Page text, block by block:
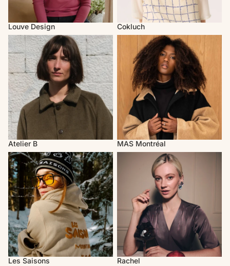
Louve Design
Cokluch
Atelier B
Atelier B
MAS Montréal
MAS Montréal
Les Saisons
Les Saisons
Rachel